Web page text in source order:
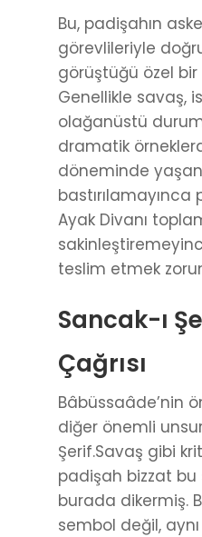
Bu, padişahın
görevlileriyle
görüştüğü özel bir
Genellikle savaş,
olağanüstü
dramatik
döneminde
Ayak Divanı
teslim etmek
Sancak-ı
Çağrısı
Bâbüssaâde’nin
diğer önemli
Şerif.Savaş gibi
padişah bizzat bu
burada dikermiş.
sembol değil,